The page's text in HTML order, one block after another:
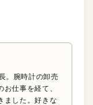
。腕時計の卸売
仕事を経て、
ました。好きな